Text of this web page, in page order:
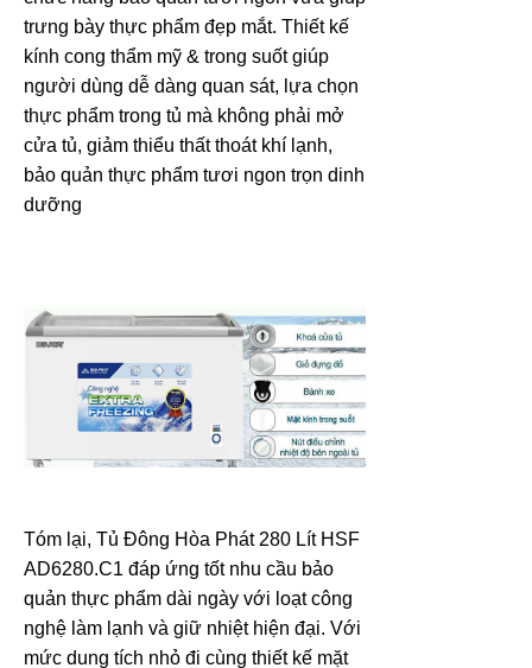
trưng bày thực phẩm đẹp mắt. Thiết kế
kính cong thẩm mỹ & trong suốt giúp
người dùng dễ dàng quan sát, lựa chọn
thực phẩm trong tủ mà không phải mở
cửa tủ, giảm thiểu thất thoát khí lạnh,
bảo quản thực phẩm tươi ngon trọn dinh
dưỡng
Tóm lại, Tủ Đông Hòa Phát 280 Lít HSF
AD6280.C1 đáp ứng tốt nhu cầu bảo
quản thực phẩm dài ngày với loạt công
nghệ làm lạnh và giữ nhiệt hiện đại. Với
mức dung tích nhỏ đi cùng thiết kế mặt